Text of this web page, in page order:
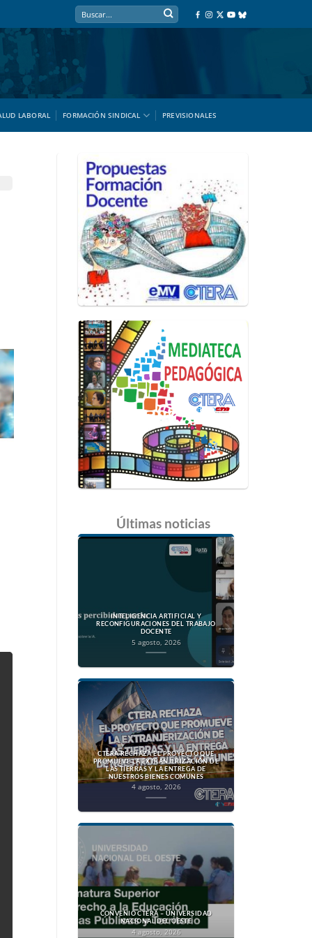
LABORAL FORMACIÓN SINDICAL PREVISIONALES
Últimas noticias
INTELIGENCIA ARTIFICIAL Y
RECONFIGURACIONES DEL TRABAJO
DOCENTE
5 agosto, 2026
CTERA RECHAZA EL PROYECTO QUE
PROMUEVE LA EXTRANJERIZACIÓN DE
LAS TIERRAS Y LA ENTREGA DE
NUESTROS BIENES COMUNES
4 agosto, 2026
CONVENIO CTERA – UNIVERSIDAD
NACIONAL DEL OESTE
4 agosto, 2026